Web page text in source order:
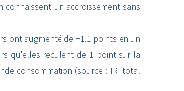
un accroissement sans
ont augmenté de +1.1 points en un
qu'elles reculent de 1 point sur la
consommation (source : IRI total